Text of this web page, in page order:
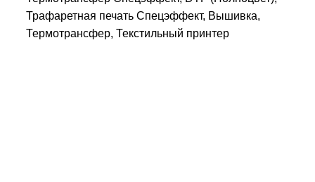
Трафаретная печать Спецэффект, Вышивка,
Термотрансфер, Текстильный принтер